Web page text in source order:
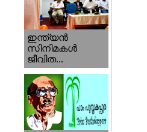
ഇന്ത്യന്‍
സിനിമകള്‍
ജീവിത...